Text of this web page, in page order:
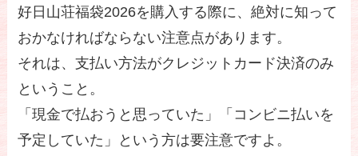
好日山荘福袋2026を購入する際に、絶対に知って
おかなければならない注意点があります。
それは、支払い方法がクレジットカード決済のみ
ということ。
「現金で払おうと思っていた」「コンビニ払いを
予定していた」という方は要注意ですよ。